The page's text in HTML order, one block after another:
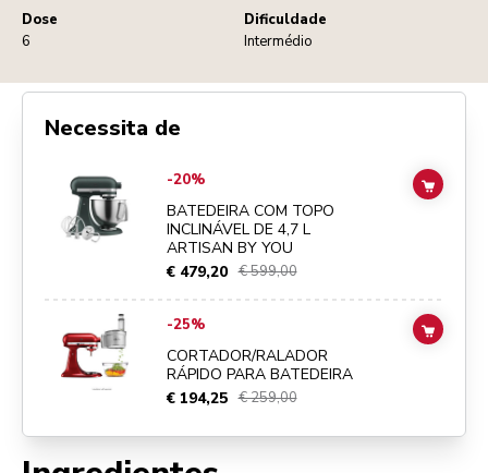
Dose
6
Dificuldade
Intermédio
Necessita de
Go toBATEDEIRA COM TOPO INCLINÁVEL DE 4,7 L ARTISAN BY
-20%
BATEDEIRA COM TOPO
INCLINÁVEL DE 4,7 L
ARTISAN BY YOU
€ 479,20 € 599,00
ADD
CORTADOR/RALADOR RÁPIDO PARA BATEDEIRAdetails
-25%
CORTADOR/RALADOR
RÁPIDO PARA BATEDEIRA
€ 194,25 € 259,00
ADD